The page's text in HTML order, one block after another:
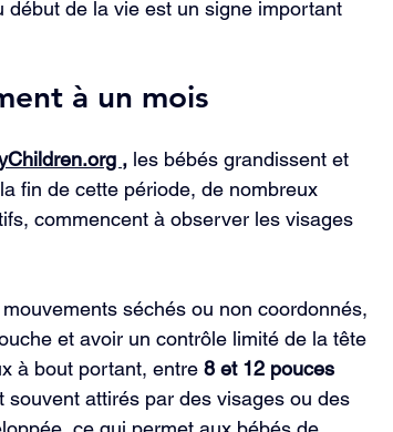
de la vie est un signe important
à un mois
, les bébés grandissent et
fin de cette période, de nombreux
commencent à observer les visages
séchés ou non coordonnés,
et avoir un contrôle limité de la tête
à bout portant, entre 8 et 12 pouces
souvent attirés par des visages ou des